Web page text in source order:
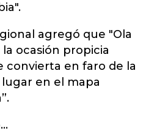
agregó que "Ola
ocasión propicia
convierta en faro de la
en el mapa